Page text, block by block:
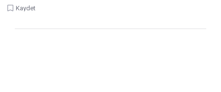
Kaydet